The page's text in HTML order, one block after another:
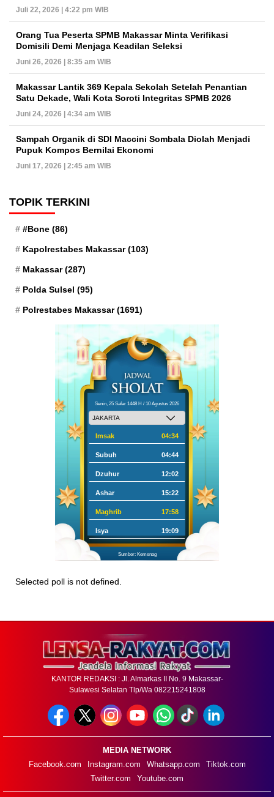
Juli 22, 2026 | 4:22 pm WIB
Orang Tua Peserta SPMB Makassar Minta Verifikasi
Domisili Demi Menjaga Keadilan Seleksi
Juni 26, 2026 | 8:35 am WIB
Makassar Lantik 369 Kepala Sekolah Setelah Penantian
Satu Dekade, Wali Kota Soroti Integritas SPMB 2026
Juni 24, 2026 | 4:34 am WIB
Sampah Organik di SDI Maccini Sombala Diolah Menjadi
Pupuk Kompos Bernilai Ekonomi
Juni 17, 2026 | 2:45 am WIB
TOPIK TERKINI
#Bone (86)
Kapolrestabes Makassar(103)
Makassar(287)
Polda Sulsel (95)
Polrestabes Makassar(1691)
Senin, 25 Safar 1448 H / 10 Agustus 2026
Imsak 04:34
Subuh 04:44
Dzuhur 12:02
Ashar 15:22
Maghrib 17:58
Isya 19:09
Sumber: Kemenag
Selected poll is not defined.
KANTOR REDAKSI : Jl. Almarkas II No. 9 Makassar-
Sulawesi Selatan Tlp/Wa 082215241808
MEDIA NETWORK
Facebook.com
Instagram.com Whatsapp.com
Tiktok.com
Twitter.com
Youtube.com